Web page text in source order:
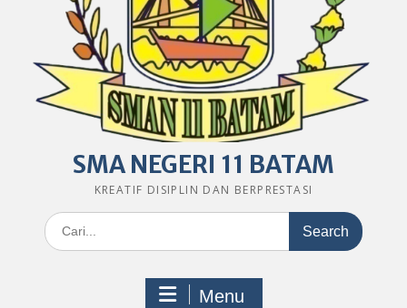
SMA NEGERI 11 BATAM
KREATIF DISIPLIN DAN BERPRESTASI
Search
for:
Menu